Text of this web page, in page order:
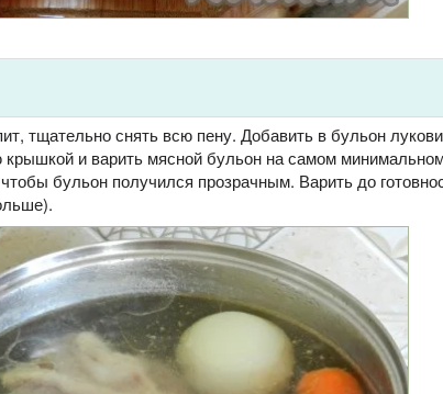
тщательно снять всю пену. Добавить в бульон
и варить мясной бульон на самом
бульон получился прозрачным. Варить до